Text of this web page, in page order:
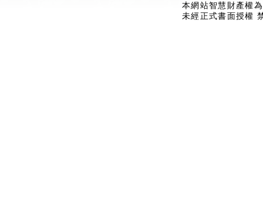
本網站智慧財產權
未經正式書面授權